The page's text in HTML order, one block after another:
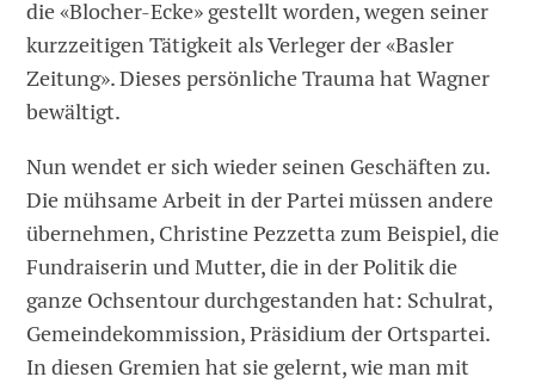
die «Blocher-Ecke» gestellt worden, wegen seiner
kurzzeitigen Tätigkeit als Verleger der «Basler
Zeitung». Dieses persönliche Trauma hat Wagner
bewältigt.
Nun wendet er sich wieder seinen Geschäften zu.
Die mühsame Arbeit in der Partei müssen andere
übernehmen, Christine Pezzetta zum Beispiel, die
Fundraiserin und Mutter, die in der Politik die
ganze Ochsentour durchgestanden hat: Schulrat,
Gemeindekommission, Präsidium der Ortspartei.
In diesen Gre­mien hat sie gelernt, wie man mit